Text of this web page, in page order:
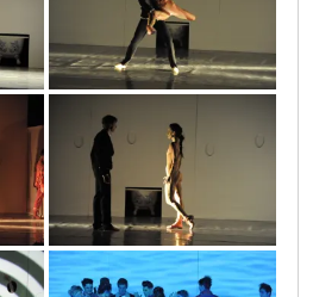
proces_37
proces_22